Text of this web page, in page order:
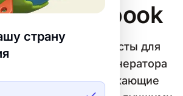
страну
для Facebook
уникальные Посты для
шаблонов генератора
Создавайте привлекающие